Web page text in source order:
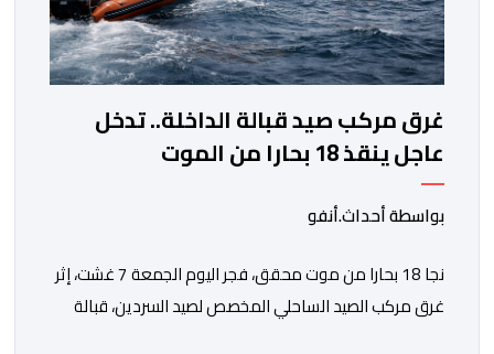
غرق مركب صيد قبالة الداخلة.. تدخل
عاجل ينقذ 18 بحارا من الموت
بواسطة أحداث.أنفو
نجا 18 بحارا من موت محقق، فجر اليوم الجمعة 7 غشت، إثر
غرق مركب الصيد الساحلي المخصص لصيد السردين، قبالة